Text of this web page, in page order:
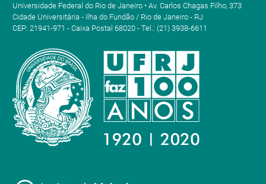
Universidade Federal do Rio de Janeiro • Av. Carlos Chagas Filho, 373
Cidade Universitária - Ilha do Fundão / Rio de Janeiro - RJ
CEP: 21941-971 - Caixa Postal 68020 - Tel.: (21) 3938-6611